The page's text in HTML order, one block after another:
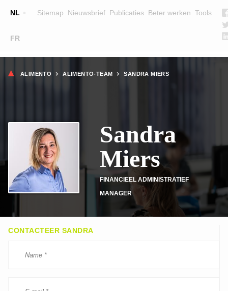
NL
FR
Sitemap Nieuwsbrief Publicaties Beter werken Tools
Main
navigation
TEAM
CONTACT
Kruimelpad
ALIMENTO ALIMENTO-TEAM SANDRA MIERS
Sandra
Miers
FINANCIEEL ADMINISTRATIEF
MANAGER
CONTACTEER SANDRA